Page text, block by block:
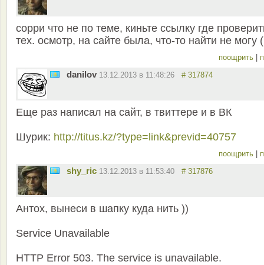
сорри что не по теме, киньте ссылку где
тех. осмотр, на сайте была, что-то найти не могу
поощрить
danilov 13.12.2013 в 11:48:26 # 317874
Еще раз написал на сайт, в твиттере и в ВК
Шурик: http://titus.kz/?type=link&previd=40757
поощрить
shy_ric 13.12.2013 в 11:53:40 # 317876
Антох, вынеси в шапку куда нить ))
Service Unavailable
HTTP Error 503. The service is unavailable.